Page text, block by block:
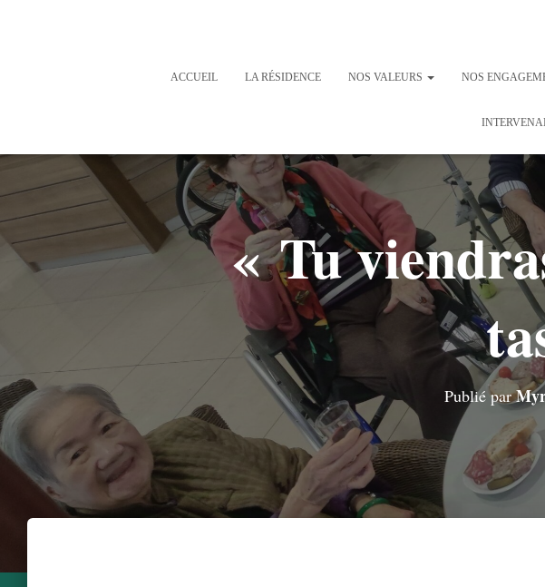
ACCUEIL LA RÉSIDENCE NOS VALEURS NOS
« Tu
Publié par